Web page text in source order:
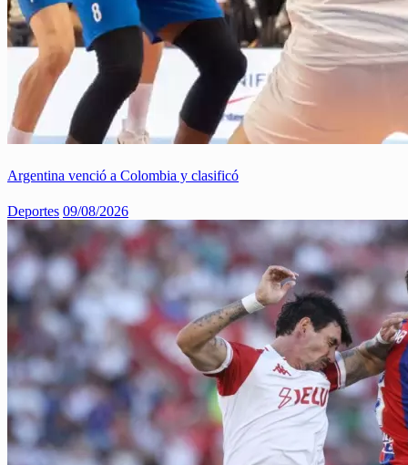
Argentina venció a Colombia y clasificó
Deportes 09/08/2026